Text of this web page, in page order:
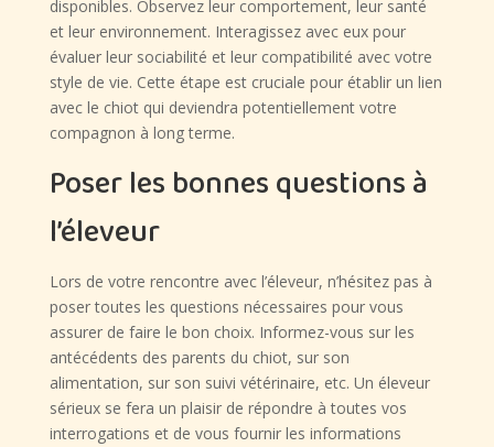
disponibles. Observez leur comportement, leur santé
et leur environnement. Interagissez avec eux pour
évaluer leur sociabilité et leur compatibilité avec votre
style de vie. Cette étape est cruciale pour établir un lien
avec le chiot qui deviendra potentiellement votre
compagnon à long terme.
Poser les bonnes questions à
l’éleveur
Lors de votre rencontre avec l’éleveur, n’hésitez pas à
poser toutes les questions nécessaires pour vous
assurer de faire le bon choix. Informez-vous sur les
antécédents des parents du chiot, sur son
alimentation, sur son suivi vétérinaire, etc. Un éleveur
sérieux se fera un plaisir de répondre à toutes vos
interrogations et de vous fournir les informations